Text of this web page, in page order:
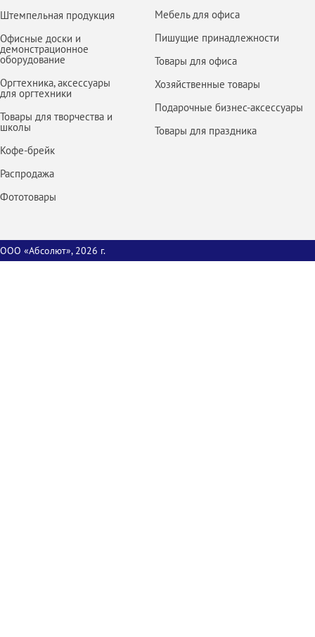
Штемпельная продукция
Офисные доски и
демонстрационное
оборудование
Оргтехника, аксессуары
для оргтехники
Товары для творчества и
школы
Кофе-брейк
Распродажа
Фототовары
Мебель для офиса
Пишущие принадлежности
Товары для офиса
Хозяйственные товары
Подарочные бизнес-аксессуары
Товары для праздника
ООО «Абсолют», 2026 г.